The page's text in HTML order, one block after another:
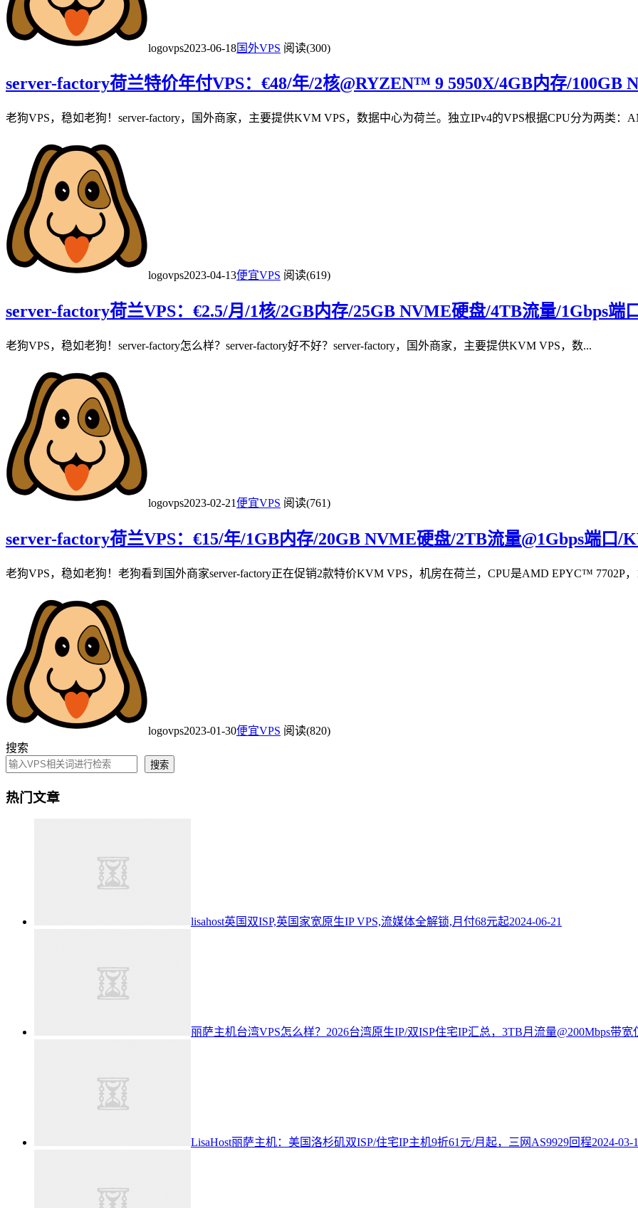
logovps2023-06-18国外VPS 阅读(300)
server-factory荷兰特价年付VPS：€48/年/2核@RYZEN™ 9 5950X/4GB内存/100GB
老狗VPS，稳如老狗！server-factory，国外商家，主要提供KVM VPS，数据中心为荷兰。独立IPv4的VPS根据CPU分为两类：
logovps2023-04-13便宜VPS 阅读(619)
server-factory荷兰VPS：€2.5/月/1核/2GB内存/25GB NVME硬盘/4TB流量/1Gbps端
老狗VPS，稳如老狗！server-factory怎么样？server-factory好不好？server-factory，国外商家，主要提供KVM VPS，数...
logovps2023-02-21便宜VPS 阅读(761)
server-factory荷兰VPS：€15/年/1GB内存/20GB NVME硬盘/2TB流量@1Gbps端口/
老狗VPS，稳如老狗！老狗看到国外商家server-factory正在促销2款特价KVM VPS，机房在荷兰，CPU是AMD EPYC™ 7702P，
logovps2023-01-30便宜VPS 阅读(820)
搜索
搜索
热门文章
lisahost英国双ISP,英国家宽原生IP VPS,流媒体全解锁,月付68元起2024-06-21
丽萨主机台湾VPS怎么样？2026台湾原生IP/双ISP住宅IP汇总，3TB月流量@200Mbps带宽
LisaHost丽萨主机：美国洛杉矶双ISP/住宅IP主机9折61元/月起，三网AS9929回程2024-03-